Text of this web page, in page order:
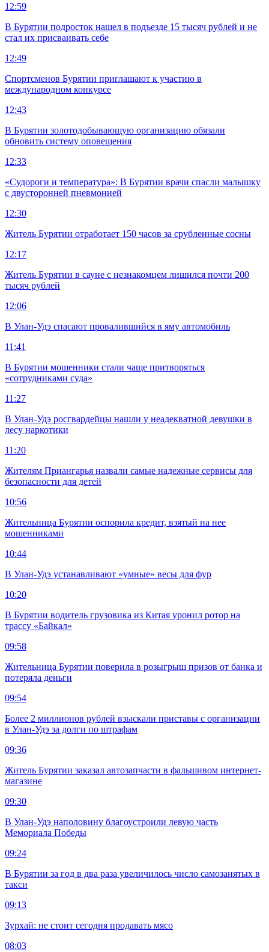
12:59
В Бурятии подросток нашел в подъезде 15 тысяч рублей и не
стал их присваивать себе
12:49
Спортсменов Бурятии приглашают к участию в
международном конкурсе
12:43
В Бурятии золотодобывающую организацию обязали
обновить систему оповещения
12:33
«Судороги и температура»: В Бурятии врачи спасли малышку
с двусторонней пневмонией
12:30
Житель Бурятии отработает 150 часов за срубленные сосны
12:17
Житель Бурятии в сауне с незнакомцем лишился почти 200
тысяч рублей
12:06
В Улан-Удэ спасают провалившийся в яму автомобиль
11:41
В Бурятии мошенники стали чаще притворяться
«сотрудниками суда»
11:27
В Улан-Удэ росгвардейцы нашли у неадекватной девушки в
лесу наркотики
11:20
Жителям Приангарья назвали самые надежные сервисы для
безопасности для детей
10:56
Жительница Бурятии оспорила кредит, взятый на нее
мошенниками
10:44
В Улан-Удэ устанавливают «умные» весы для фур
10:20
В Бурятии водитель грузовика из Китая уронил ротор на
трассу «Байкал»
09:58
Жительница Бурятии поверила в розыгрыш призов от банка и
потеряла деньги
09:54
Более 2 миллионов рублей взыскали приставы с организации
в Улан-Удэ за долги по штрафам
09:36
Житель Бурятии заказал автозапчасти в фальшивом интернет-
магазине
09:30
В Улан-Удэ наполовину благоустроили левую часть
Мемориала Победы
09:24
В Бурятии за год в два раза увеличилось число самозанятых в
такси
09:13
Зурхай: не стоит сегодня продавать мясо
08:03